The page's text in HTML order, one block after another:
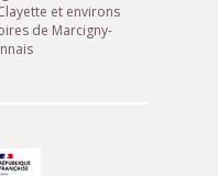
et environs
de Marcigny-